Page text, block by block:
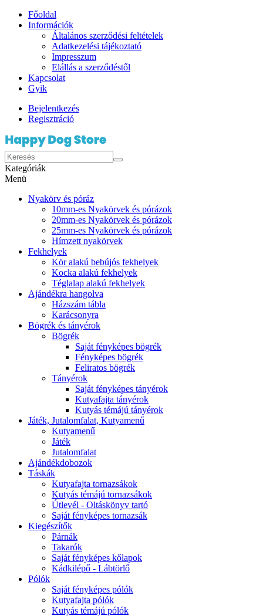
Főoldal
Információk
Általános szerződési feltételek
Adatkezelési tájékoztató
Impresszum
Elállás a szerződéstől
Kapcsolat
Gyik
Bejelentkezés
Regisztráció
Kategóriák
Menü
Nyakörv és póráz
10mm-es Nyakörvek és pórázok
20mm-es Nyakörvek és pórázok
25mm-es Nyakörvek és pórázok
Hímzett nyakörvek
Fekhelyek
Kör alakú bebújós fekhelyek
Kocka alakú fekhelyek
Téglalap alakú fekhelyek
Ajándékra hangolva
Házszám tábla
Karácsonyra
Bögrék és tányérok
Bögrék
Saját fényképes bögrék
Fényképes bögrék
Feliratos bögrék
Tányérok
Saját fényképes tányérok
Kutyafajta tányérok
Kutyás témájú tányérok
Játék, Jutalomfalat, Kutyamenű
Kutyamenű
Játék
Jutalomfalat
Ajándékdobozok
Táskák
Kutyafajta tornazsákok
Kutyás témájú tornazsákok
Útlevél - Oltáskönyv tartó
Saját fényképes tornazsák
Kiegészítők
Párnák
Takarók
Saját fényképes kőlapok
Kádkilépő - Lábtörlő
Pólók
Saját fényképes pólók
Kutyafajta pólók
Kutyás témájú pólók